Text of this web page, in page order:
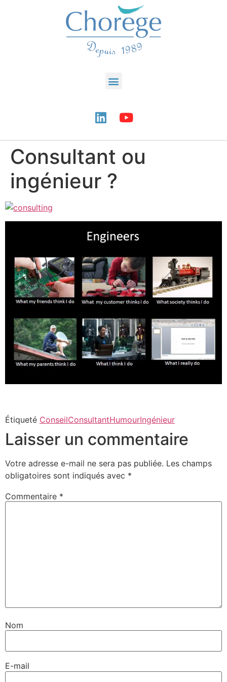
Consultant ou
ingénieur ?
Étiqueté ConseilConsultantHumourIngénieur
Laisser un commentaire
Votre adresse e-mail ne sera pas publiée. Les champs
obligatoires sont indiqués avec *
Commentaire *
Nom
E-mail